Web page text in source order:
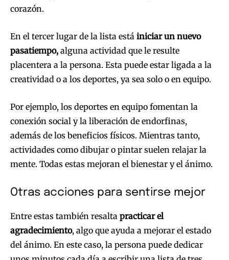
corazón.
En el tercer lugar de la lista está iniciar un nuevo
pasatiempo, alguna actividad que le resulte
placentera a la persona. Esta puede estar ligada a la
creatividad o a los deportes, ya sea solo o en equipo.
Por ejemplo, los deportes en equipo fomentan la
conexión social y la liberación de endorfinas,
además de los beneficios físicos. Mientras tanto,
actividades como dibujar o pintar suelen relajar la
mente. Todas estas mejoran el bienestar y el ánimo.
Otras acciones para sentirse mejor
Entre estas también resalta practicar el
agradecimiento, algo que ayuda a mejorar el estado
del ánimo. En este caso, la persona puede dedicar